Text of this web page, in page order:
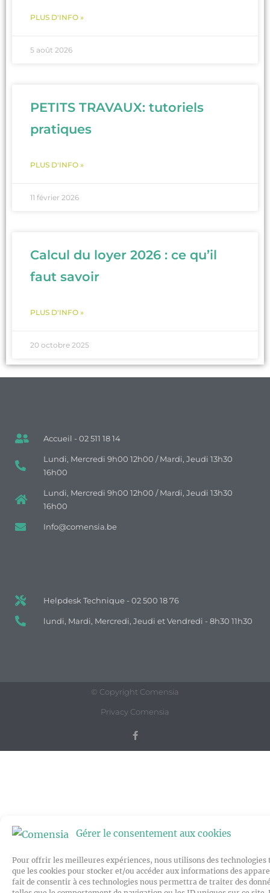
Gérer le consentement aux cookies
Pour offrir les meilleures expériences, nous utilisons des technologies
que les cookies pour stocker et/ou accéder aux informations des
fait de consentir à ces technologies nous permettra de traiter des
PLUS D'INFO »
5 août 2026
PETITS TRAVAUX: tutoriels
pratiques
PLUS D'INFO »
11 février 2026
Calcul du loyer 2026 : ce qu’il
faut savoir
PLUS D'INFO »
20 octobre 2025
Accueil - 02 511 18 14
Lundi, Mercredi 9h00 12h00 / Mardi, Jeudi 13h30
16h00
Lundi, Mercredi 9h00 12h00 / Mardi, Jeudi 13h30
16h00
Info@comensia.be
Helpdesk Technique - 02 500 18 76
lundi, Mardi, Mercredi, Jeudi et Vendredi - 8h30 11h30
© Copyright Comensia
Privacy Comensia